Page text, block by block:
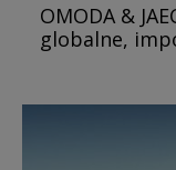
OMODA &
globalne,